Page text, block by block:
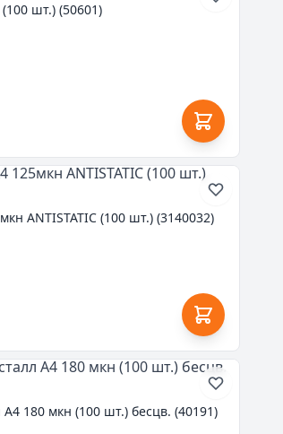
шт.) (50601)
ANTISTATIC (100 шт.) (3140032)
180 мкн (100 шт.) бесцв. (40191)